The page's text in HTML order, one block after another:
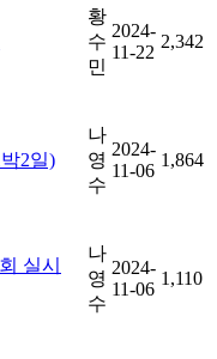
황
수
민
2024-
11-22
2,342
2일)
나
영
수
2024-
11-06
1,864
실시
나
영
수
2024-
11-06
1,110